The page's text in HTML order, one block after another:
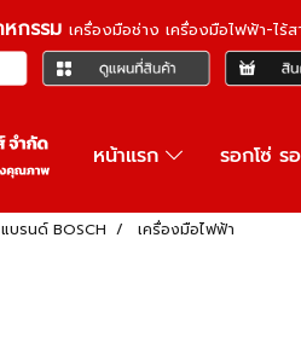
กรรม เครื่องมือช่าง เครื่องมือไฟฟ้า-ไร้
หน้าแรก รอกโซ่ ร
แบรนด์ BOSCH เครื่องมือไฟฟ้า